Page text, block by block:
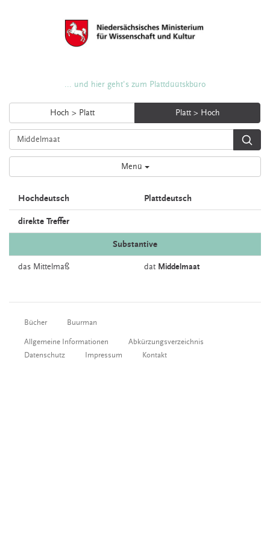
... und hier geht's zum Plattdüütskbüro
Hoch > Platt Platt > Hoch
Menü
Hochdeutsch Plattdeutsch
direkte Treffer
Substantive
das Mittelmaß dat Middelmaat
Bücher Buurman
Allgemeine Informationen
Abkürzungsverzeichnis
Datenschutz
Impressum Kontakt